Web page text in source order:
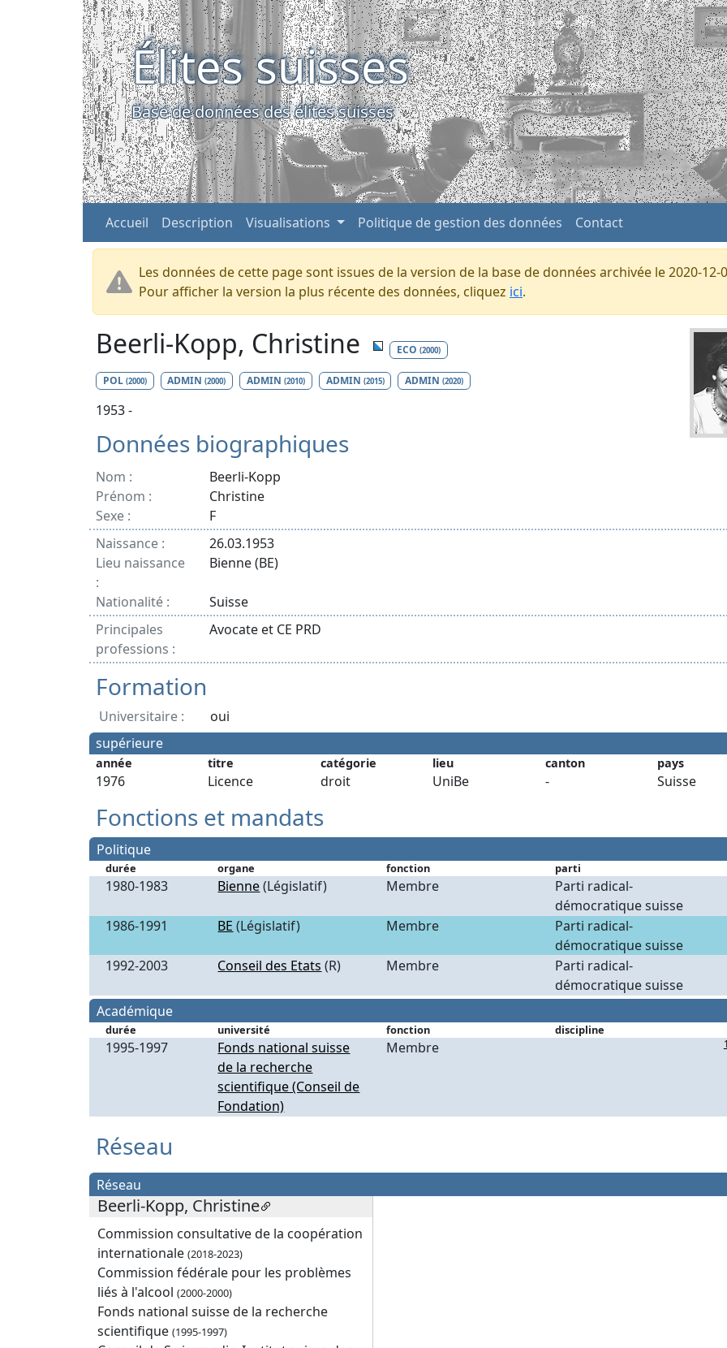
Élites suisses
Base de données des élites suisses
Accueil Description Visualisations Politique de gestion des données Contact
Les données de cette page sont issues de la version de la base de données archivée le 2020-12-
Pour afficher la version la plus récente des données, cliquez ici.
Beerli-Kopp, Christine ECO (2000)
POL (2000) ADMIN(2000) ADMIN (2010) ADMIN (2015) ADMIN(2020)
1953 -
Données biographiques
Nom :
Beerli-Kopp
Prénom :
Christine
Sexe :
F
Naissance :
26.03.1953
Lieu naissance
:
Bienne (BE)
Nationalité :
Suisse
Principales
professions :
Avocate et CE PRD
Formation
Universitaire :
oui
supérieure
année titre catégorie lieu canton pays
1976 Licence droit UniBe - Suisse
Fonctions et mandats
Politique
durée organe fonction parti
1980-1983 Bienne(Législatif) Membre
Parti radical-
démocratique suisse
1986-1991
BE (Législatif) Membre
Parti radical-
démocratique suisse
1992-2003
Conseil des Etats (R) Membre
Parti radical-
démocratique suisse
Académique
durée université fonction discipline
1995-1997
Fonds national suisse
de la recherche
scientifique (Conseil de
Fondation)
Membre
Réseau
Réseau
Beerli-Kopp, Christine
Commission consultative de la coopération
internationale (2018-2023)
Commission fédérale pour les problèmes
liés à l'alcool (2000-2000)
Fonds national suisse de la recherche
scientifique (1995-1997)